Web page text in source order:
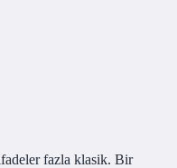
fazla klasik. Bir